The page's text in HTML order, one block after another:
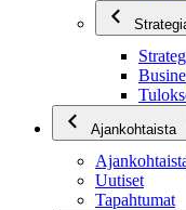
Ajankohtaista
Uutiset
Tapahtumat